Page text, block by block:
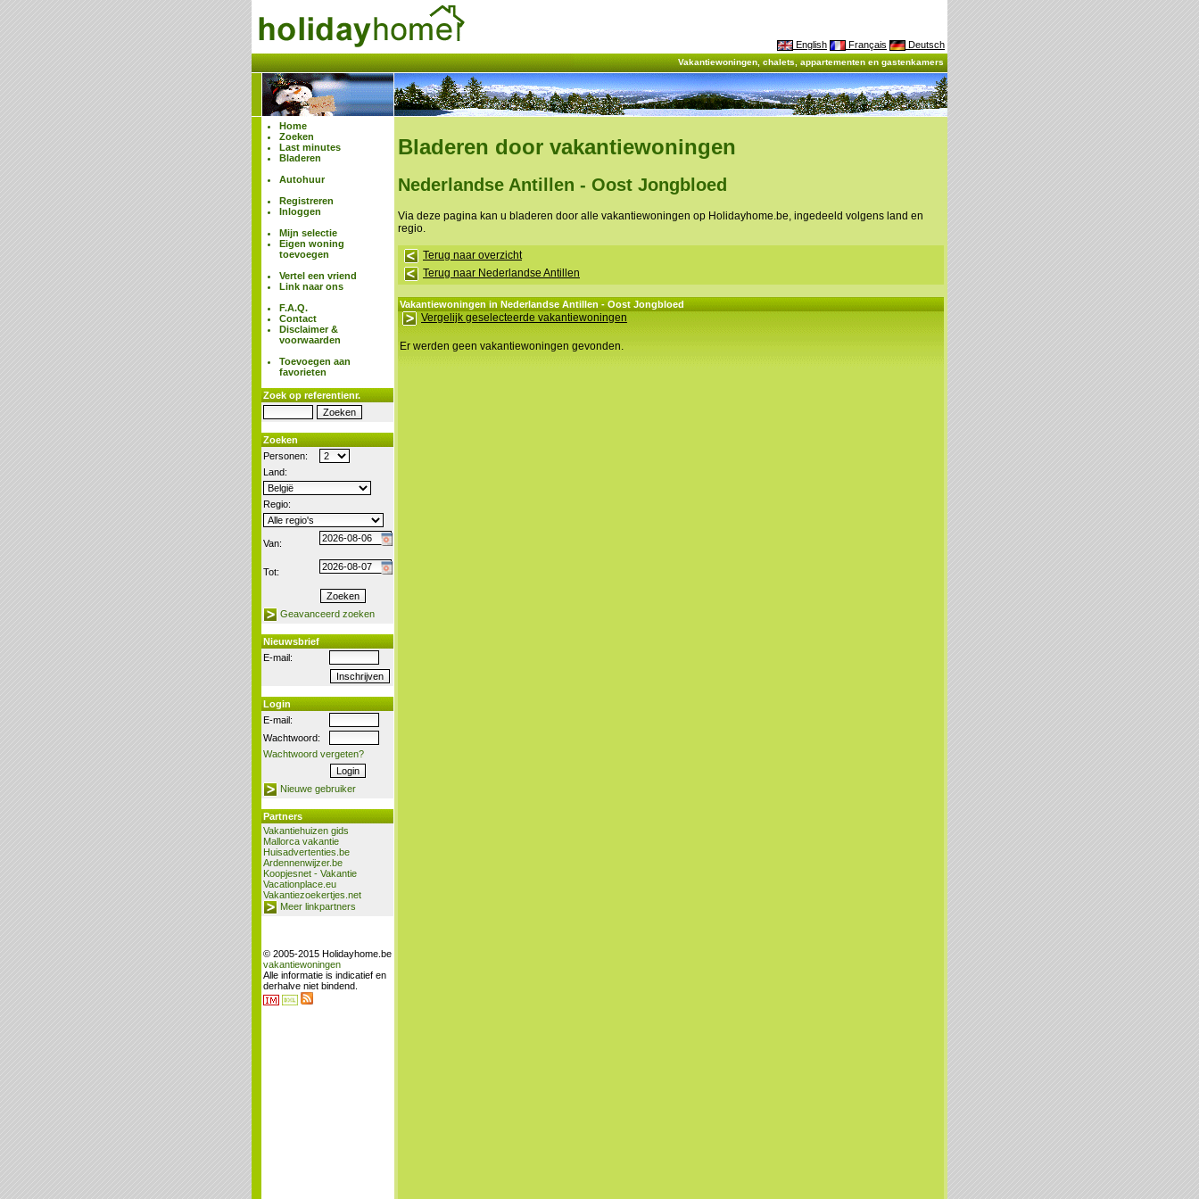
English Français Deutsch
Vakantiewoningen, chalets, appartementen en gastenkamers
Home
Zoeken
Last minutes
Bladeren
Autohuur
Registreren
Inloggen
Mijn selectie
Eigen woning
toevoegen
Vertel een vriend
Link naar ons
F.A.Q.
Contact
Disclaimer &
voorwaarden
Toevoegen aan
favorieten
Zoek op referentienr.
Zoeken
Personen:
Land:
Regio:
Van:
Tot:
Geavanceerd zoeken
Nieuwsbrief
E-mail:
Login
E-mail:
Wachtwoord:
Wachtwoord vergeten?
Nieuwe gebruiker
Partners
Vakantiehuizen gids
Mallorca vakantie
Huisadvertenties.be
Ardennenwijzer.be
Koopjesnet - Vakantie
Vacationplace.eu
Vakantiezoekertjes.net
Meer linkpartners
© 2005-2015 Holidayhome.be
vakantiewoningen
Alle informatie is indicatief en
derhalve niet bindend.
Bladeren door vakantiewoningen
Nederlandse Antillen - Oost Jongbloed
Via deze pagina kan u bladeren door alle vakantiewoningen op Holidayhome.be, ingedeeld volgens land en
regio.
Terug naar overzicht
Terug naar Nederlandse Antillen
Vakantiewoningen in Nederlandse Antillen - Oost Jongbloed
Vergelijk geselecteerde vakantiewoningen
Er werden geen vakantiewoningen gevonden.